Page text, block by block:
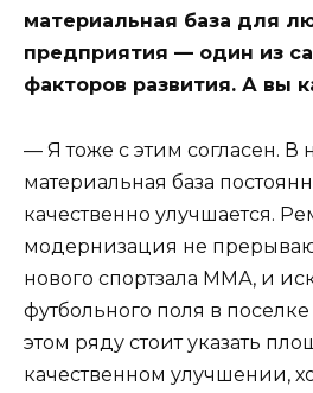
материальная база для
предприятия — один из
факторов развития. А вы
— Я тоже с этим согласен.
материальная база
качественно улучшается.
модернизация не
нового спортзала ММА, и
футбольного поля в
этом ряду стоит указать
качественном улучшении,